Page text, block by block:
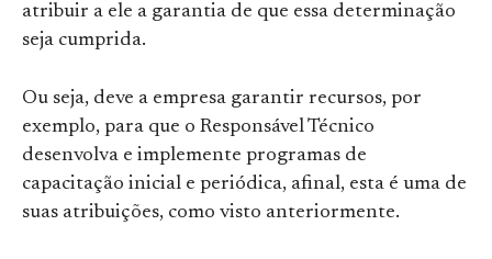
atribuir a ele a garantia de que essa determinação
seja cumprida.
Ou seja, deve a empresa garantir recursos, por
exemplo, para que o Responsável Técnico
desenvolva e implemente programas de
capacitação inicial e periódica, afinal, esta é uma de
suas atribuições, como visto anteriormente.